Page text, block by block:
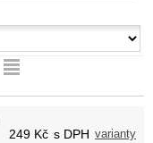
249 Kč s DPH varianty